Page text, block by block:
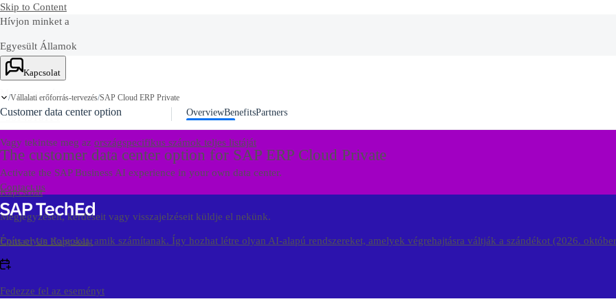
Skip to Content
Hívjon minket a
Egyesült Államok
+1-800-872-1727
Magyarország
+3614918114
Vagy tekintse meg az országspecifikus számok teljes listáját
Kapcsolat
Megjegyzéseit, kérdéseit vagy visszajelzéseit küldje el nekünk.
Contact Us Kapcsolat
Kapcsolat
/Vállalati erőforrás-tervezés/SAP Cloud ERP Private
Customer data center option OverviewBenefitsPartners
The customer data center option for SAP ERP Cloud Private
Activate the SAP Business AI experience in your own data center.
Contact us
Építs olyan dolgokat, amik számítanak. Így hozhat létre olyan AI-alapú rendszereket, amelyek végrehajtásra váltják a szándékot (2026.
Fedezze fel az eseményt